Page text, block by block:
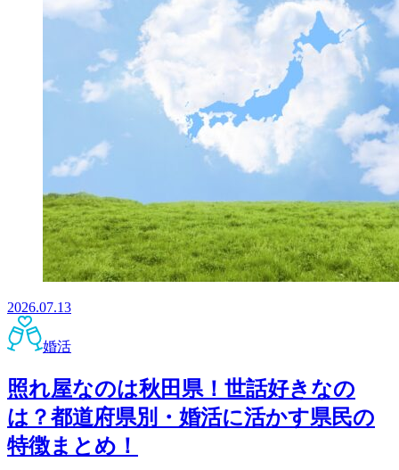
2026.07.13
婚活
照れ屋なのは秋田県！世話好きなの
は？都道府県別・婚活に活かす県民の
特徴まとめ！